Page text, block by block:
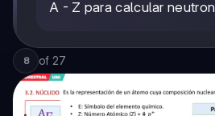
A - Z para calcular
8 of 27